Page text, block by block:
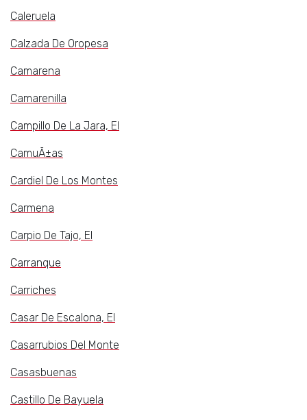
Caleruela
Calzada De Oropesa
Camarena
Camarenilla
Campillo De La Jara, El
CamuÃ±as
Cardiel De Los Montes
Carmena
Carpio De Tajo, El
Carranque
Carriches
Casar De Escalona, El
Casarrubios Del Monte
Casasbuenas
Castillo De Bayuela